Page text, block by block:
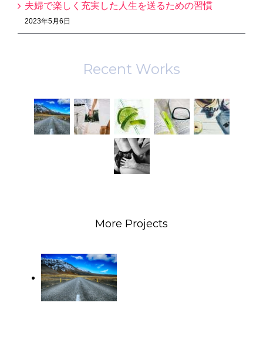
夫婦で楽しく充実した人生を送るための習慣
2023年5月6日
Recent Works
More Projects
Self
enlightenment